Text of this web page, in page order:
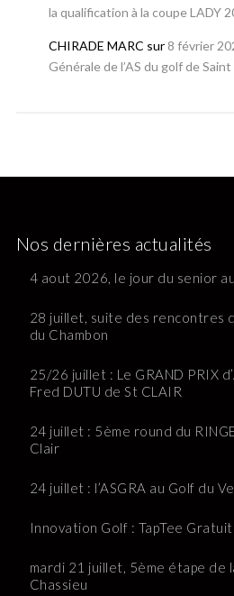
la qualification à la coupe LADY
CHIRADE MARC sur 8 février
Générale de l’AS du golf de Saint
Nos dernières actualités
4 aout 2026, le jour du senior
28 juillet, suite des rencontres
du Chambon
25/26 juillet : Le GRAND PRIX
Fred DUTU de St CLAIR
24 juillet : 5ème round du
Clair
24 juillet : l’ASGRA au Golf du
Innovation Golf : TapTee
mardi 21 juillet, 5ème étape de
Chassieu